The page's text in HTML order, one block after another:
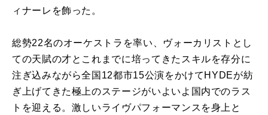
ィナーレを飾った。
総勢22名のオーケストラを率い、ヴォーカリストとし
ての天賦の才とこれまでに培ってきたスキルを存分に
注ぎ込みながら全国12都市15公演をかけてHYDEが紡
ぎ上げてきた極上のステージがいよいよ国内でのラス
トを迎える。激しいライヴパフォーマンスを身上と